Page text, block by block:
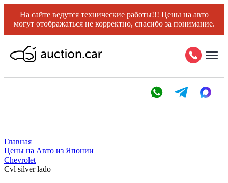
На сайте ведутся технические работы!!! Цены на авто
могут отображаться не корректно, спасибо за понимание.
Главная
Цены на Авто из Японии
Chevrolet
Cvl silver lado